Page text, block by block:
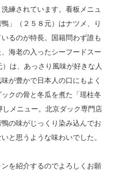
練されています。看板メニュ
」（２５８元）はナツメ、り
るのが特長。国籍問わず誰も
海老の入ったシーフードスー
は、あっさり風味が好きな人
が豊かで日本人の口にもよく
クの骨と冬瓜を煮た「瑶柱冬
メニュー。北京ダック専門店
の味がじっくり染み込んでお
と思うような味わいでした。
を紹介するのでよろしくお願